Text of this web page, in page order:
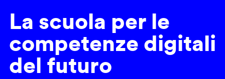
La scuola per le
competenze digitali
del futuro